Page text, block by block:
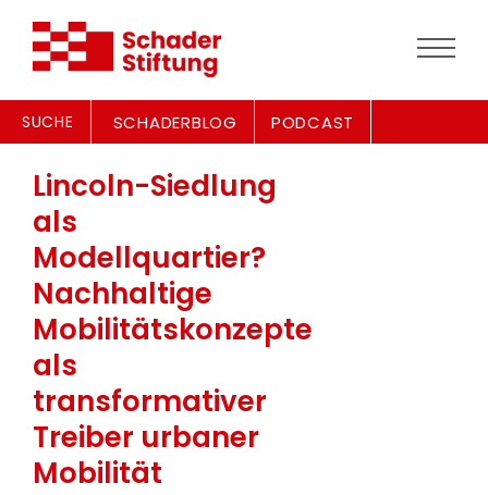
SUCHE SCHADERBLOG PODCAST
Lincoln-Siedlung
als
Modellquartier?
Nachhaltige
Mobilitätskonzepte
als
transformativer
Treiber urbaner
Mobilität